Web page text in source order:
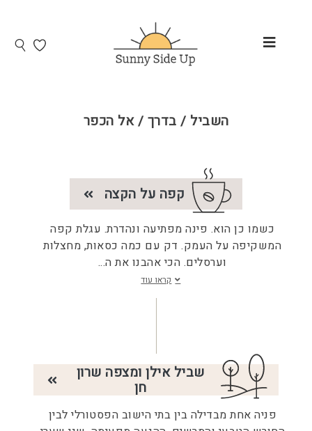
השביל / בדרך / אל הכפר
קפה על הקצה
כשמו כן הוא. פינה מפתיעה ונהדרת. עגלת קפה
המשקיפה על העמק. דק עם כמה כסאות, מחצלות
וערסלים. הכי אהבנו את ה...
קראו עוד
שביל אילן ומצפה שרון
חן
פניה אחת מבדילה בין בתי הישוב הפסטורלי לבין